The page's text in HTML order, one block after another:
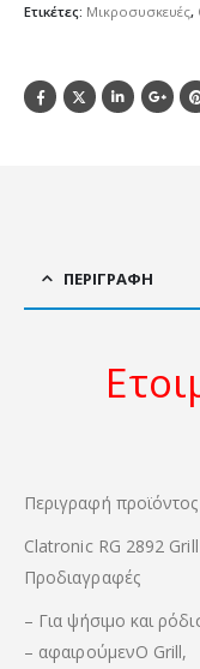
Ετικέτες: Μικροσυσκευές,
ΠΕΡΙΓΡΑΦΉ
Περιγραφή προϊόντος
Clatronic RG 2892 Grill
Προδιαγραφές
– Για ψήσιμο και
– αφαιρούμενΟ Grill,